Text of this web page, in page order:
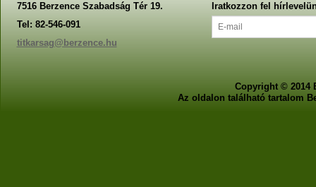
7516 Berzence Szabadság Tér 19.
Tel: 82-546-091
titkarsag@berzence.hu
Iratkozzon fel
Copyright © 2014
Az oldalon található tartalom